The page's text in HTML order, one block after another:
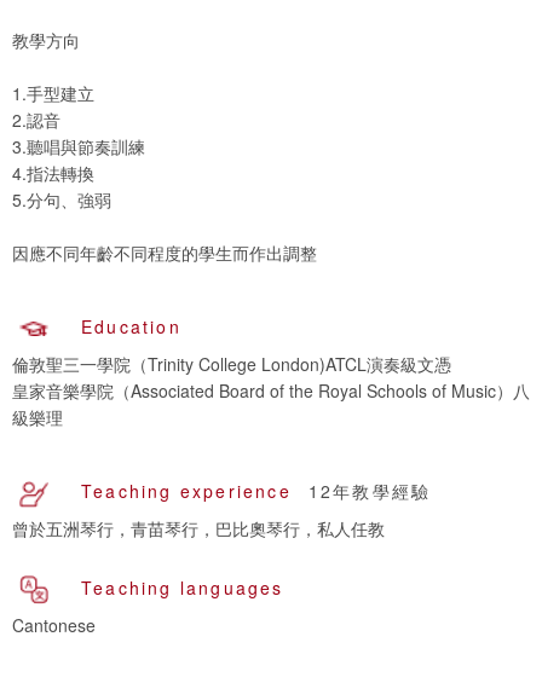
教學方向
1.手型建立
2.認音
3.聽唱與節奏訓練
4.指法轉換
5.分句、強弱
因應不同年齡不同程度的學生而作出調整
Education
倫敦聖三一學院（Trinity College London)ATCL演奏級文憑
皇家音樂學院（Associated Board of the Royal Schools of Music）八
級樂理
Teaching experience
12年教學經驗
曾於五洲琴行，青苗琴行，巴比奧琴行，私人任教
Teaching languages
Cantonese